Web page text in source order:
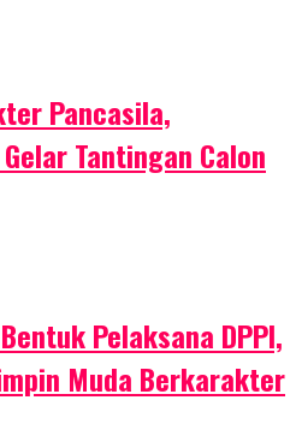
Pancasila,
Tantingan Calon
Pelaksana DPPI,
Muda Berkarakter